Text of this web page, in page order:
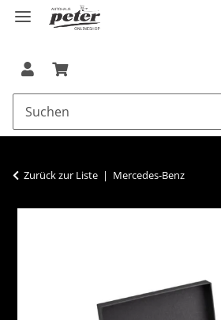
Zurück zur Liste Mercedes-Benz